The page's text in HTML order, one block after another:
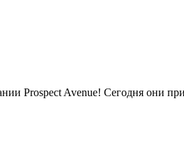
Prospect Avenue! Сегодня они